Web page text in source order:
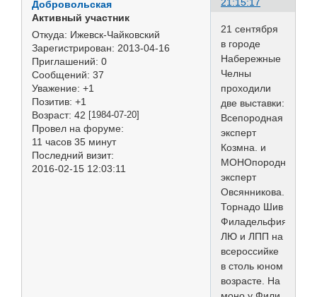
Добровольская
Активный участник
Откуда: Ижевск-Чайковский
Зарегистрирован: 2013-04-16
Приглашений: 0
Сообщений: 37
Уважение: +1
Позитив: +1
Возраст: 42 [1984-07-20]
Провел на форуме:
11 часов 35 минут
Последний визит:
2016-02-15 12:03:11
21 сентября
в городе
Набережные
Челны
проходили
две выставки:
Всепородная
эксперт
Козмна. и
МОНОпородная
эксперт
Овсянникова.
Торнадо Шив
Филадельфия
ЛЮ и ЛПП на
всероссийке
в столь юном
возрасте. На